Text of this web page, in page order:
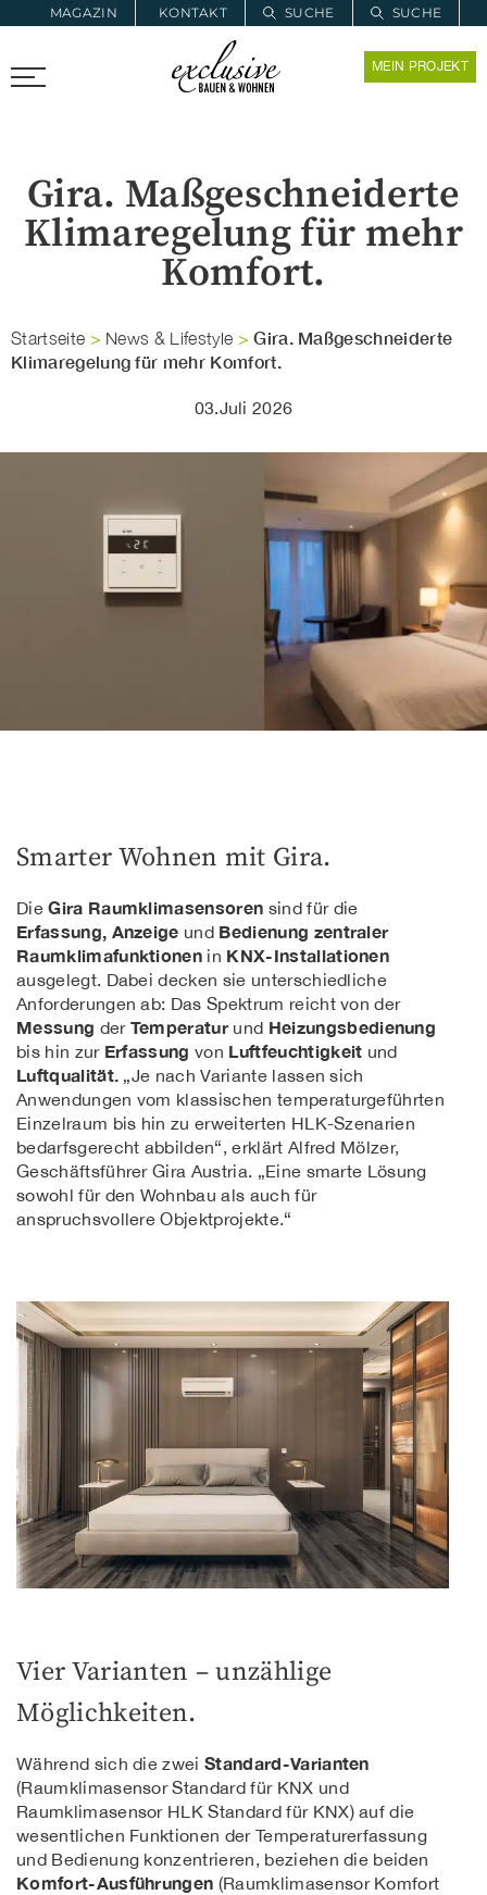
MAGAZIN KONTAKT SUCHE
SUCHE
PROARCHITEC PROINSTALL MEIN PROJEKT
Gira. Maßgeschneiderte
Klimaregelung für mehr
Komfort.
Startseite > News & Lifestyle > Gira. Maßgeschneiderte
Klimaregelung für mehr Komfort.
03.Juli 2026
Smarter Wohnen mit Gira.
DieGira Raumklimasensoren sind für die
Erfassung, Anzeige und Bedienung zentraler
Raumklimafunktionen in KNX-Installationen
ausgelegt. Dabei decken sie unterschiedliche
Anforderungen ab: Das Spektrum reicht von der
Messung der Temperaturund Heizungsbedienung
bis hin zur Erfassung von Luftfeuchtigkeit und
Luftqualität. „Je nach Variante lassen sich
Anwendungen vom klassischen temperaturgeführten
Einzelraum bis hin zu erweiterten HLK-Szenarien
bedarfsgerecht abbilden“, erklärt Alfred Mölzer,
Geschäftsführer Gira Austria. „Eine smarte Lösung
sowohl für den Wohnbau als auch für
anspruchsvollere Objektprojekte.“
Vier Varianten – unzählige
Möglichkeiten.
Während sich die zweiStandard-Varianten
(Raumklimasensor Standard für KNX und
Raumklimasensor HLK Standard für KNX) auf die
wesentlichen Funktionen der Temperaturerfassung
und Bedienung konzentrieren, beziehen die beiden
Komfort-Ausführungen (Raumklimasensor Komfort